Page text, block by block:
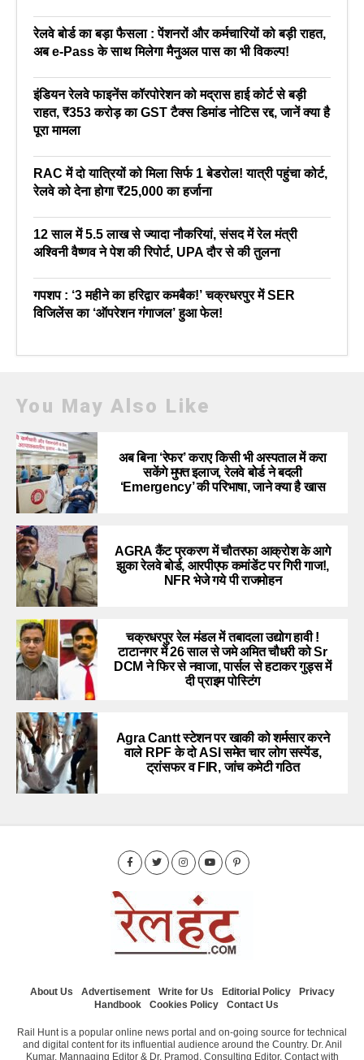
रेलवे बोर्ड का बड़ा फैसला : पेंशनरों और कर्मचारियों को बड़ी राहत,
अब e-Pass के साथ मिलेगा मैनुअल पास का भी विकल्प!
इंडियन रेलवे फाइनेंस कॉरपोरेशन को मद्रास हाई कोर्ट से बड़ी
राहत, ₹353 करोड़ का GST टैक्स डिमांड नोटिस रद्द, जानें क्या है
पूरा मामला
RAC में दो यात्रियों को मिला सिर्फ 1 बेडरोल! यात्री पहुंचा कोर्ट,
रेलवे को देना होगा ₹25,000 का हर्जाना
12 साल में 5.5 लाख से ज्यादा नौकरियां, संसद में रेल मंत्री
अश्विनी वैष्णव ने पेश की रिपोर्ट, UPA दौर से की तुलना
गपशप : ‘3 महीने का हरिद्वार कमबैक!’ चक्रधरपुर में SER
विजिलेंस का ‘ऑपरेशन गंगाजल’ हुआ फेल!
You May Also Like
अब बिना ‘रेफर’ कराए किसी भी अस्पताल में करा
सकेंगे मुफ्त इलाज, रेलवे बोर्ड ने बदली
‘Emergency’ की परिभाषा, जाने क्या है खास
AGRA कैंट प्रकरण में चौतरफा आक्रोश के आगे
झुका रेलवे बोर्ड, आरपीएफ कमांडेंट पर गिरी गाज!,
NFR भेजे गये पी राजमोहन
चक्रधरपुर रेल मंडल में तबादला उद्योग हावी !
टाटानगर में 26 साल से जमे अमित चौधरी को Sr
DCM ने फिर से नवाजा, पार्सल से हटाकर गुड्स में
दी प्राइम पोस्टिंग
Agra Cantt स्टेशन पर खाकी को शर्मसार करने
वाले RPF के दो ASI समेत चार लोग सस्पेंड,
ट्रांसफर व FIR, जांच कमेटी गठित
About Us Advertisement Write for Us Editorial Policy
Privacy
Handbook
Cookies Policy Contact Us
Rail Hunt is a popular online news portal and on-going source for technical
and digital content for its influential audience around the Country. Dr. Anil
Kumar, Mannaging Editor & Dr. Pramod, Consulting Editor. Contact with